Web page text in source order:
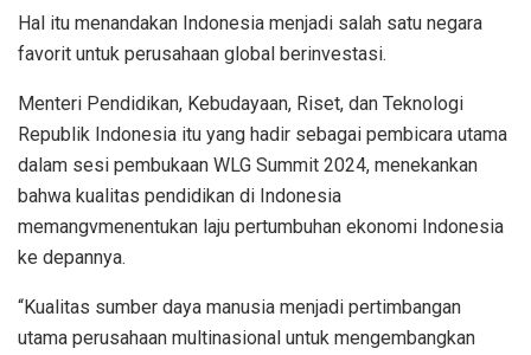
Hal itu menandakan Indonesia menjadi salah satu negara
favorit untuk perusahaan global berinvestasi.
Menteri Pendidikan, Kebudayaan, Riset, dan Teknologi
Republik Indonesia itu yang hadir sebagai pembicara utama
dalam sesi pembukaan WLG Summit 2024, menekankan
bahwa kualitas pendidikan di Indonesia
memangvmenentukan laju pertumbuhan ekonomi Indonesia
ke depannya.
“Kualitas sumber daya manusia menjadi pertimbangan
utama perusahaan multinasional untuk mengembangkan